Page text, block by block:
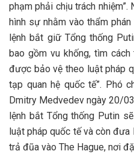
phạm phải chịu trách nhiệm”.
hình sự nhằm vào thẩm
lệnh bắt giữ Tổng thống
bao gồm vu khống, tìm
được bảo vệ theo luật pháp
tạp quan hệ quốc tế”. Phó
Dmitry Medvedev ngày 20/
lệnh bắt Tổng thống Putin
luật pháp quốc tế và còn
trả đũa vào The Hague, nơi